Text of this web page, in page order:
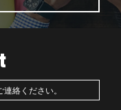
絡ください。